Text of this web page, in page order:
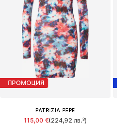
ПРОМОЦИЯ
PATRIZIA PEPE
115,00 €(224,92 лв.³)